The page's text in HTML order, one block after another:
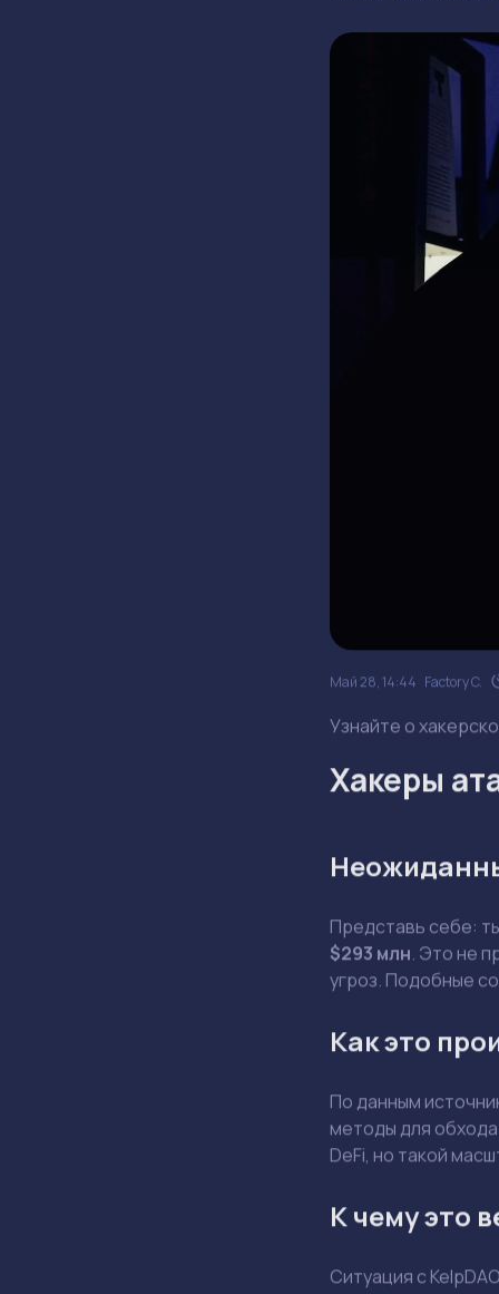
Май 28, 14:44 Factory C.
Узнайте о
Хакеры
Представь себе:
$293 млн . Это не
угроз. Подобные
Как это
По данным
методы для
DeFi, но такой
К чему это
Ситуация с